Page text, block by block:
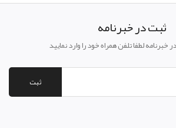
ثبت در خبرنامه
لطفا تلفن همراه خود را وارد نمایید
ثبت